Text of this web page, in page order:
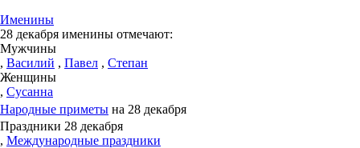
Именины
28 декабря именины отмечают:
Мужчины
, Василий , Павел , Степан
Женщины
, Сусанна
Народные приметы на 28 декабря
Праздники 28 декабря
, Международные праздники